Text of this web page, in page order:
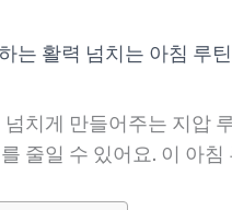
는 활력 넘치는 아침 루틴
치게 만들어주는 지압
줄일 수 있어요. 이 아